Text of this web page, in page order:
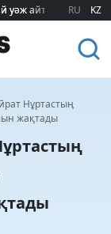
уәж айтады?
уәж айтады? RU KZ
Нұртастың
жақтады